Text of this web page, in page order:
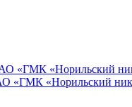
«ГМК «Норильский
«ГМК «Норильский